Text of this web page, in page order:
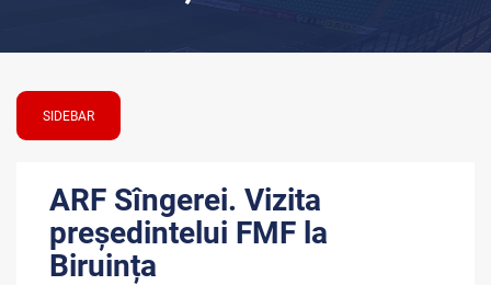
SIDEBAR
ARF Sîngerei. Vizita
președintelui FMF la
Biruința